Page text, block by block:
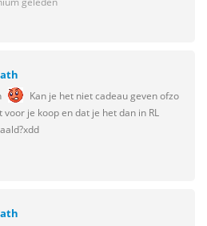
Kan je het niet cadeau geven ofzo
voor je koop en dat je het dan in RL